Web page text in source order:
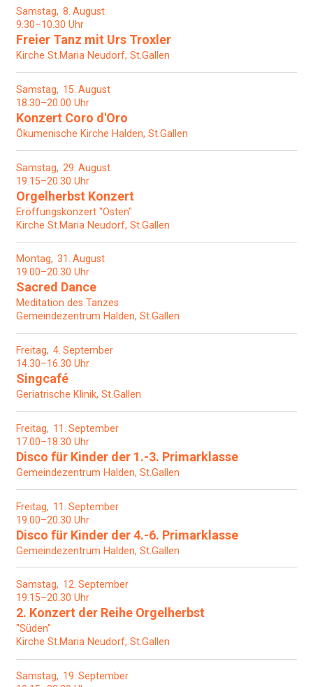
Samstag 8 August
9.30–10.30 Uhr
Freier Tanz mit Urs Troxler
Kirche St.Maria Neudorf, St.Gallen
Samstag 15 August
18.30–20.00 Uhr
Konzert Coro d'Oro
Ökumenische Kirche Halden, St.Gallen
Samstag 29 August
19.15–20.30 Uhr
Orgelherbst Konzert
Eröffungskonzert "Osten"
Kirche St.Maria Neudorf, St.Gallen
Montag 31 August
19.00–20.30 Uhr
Sacred Dance
Meditation des Tanzes
Gemeindezentrum Halden, St.Gallen
Freitag 4 September
14.30–16.30 Uhr
Singcafé
Geriatrische Klinik, St.Gallen
Freitag 11 September
17.00–18.30 Uhr
Disco für Kinder der 1.-3. Primarklasse
Gemeindezentrum Halden, St.Gallen
Freitag 11 September
19.00–20.30 Uhr
Disco für Kinder der 4.-6. Primarklasse
Gemeindezentrum Halden, St.Gallen
Samstag 12 September
19.15–20.30 Uhr
2. Konzert der Reihe Orgelherbst
"Süden"
Kirche St.Maria Neudorf, St.Gallen
Samstag 19 September